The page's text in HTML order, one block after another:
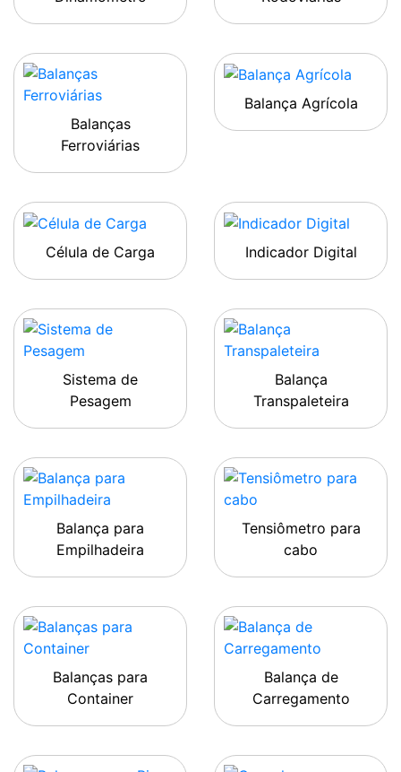
Balanças
Ferroviárias
Balança Agrícola
Célula de Carga Indicador Digital
Sistema de
Pesagem
Balança
Transpaleteira
Balança para
Empilhadeira
Tensiômetro para
cabo
Balanças para
Container
Balança de
Carregamento